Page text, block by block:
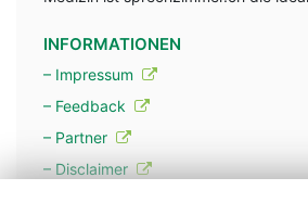
INFORMATIONEN
– Impressum
– Feedback
– Partner
– Disclaimer